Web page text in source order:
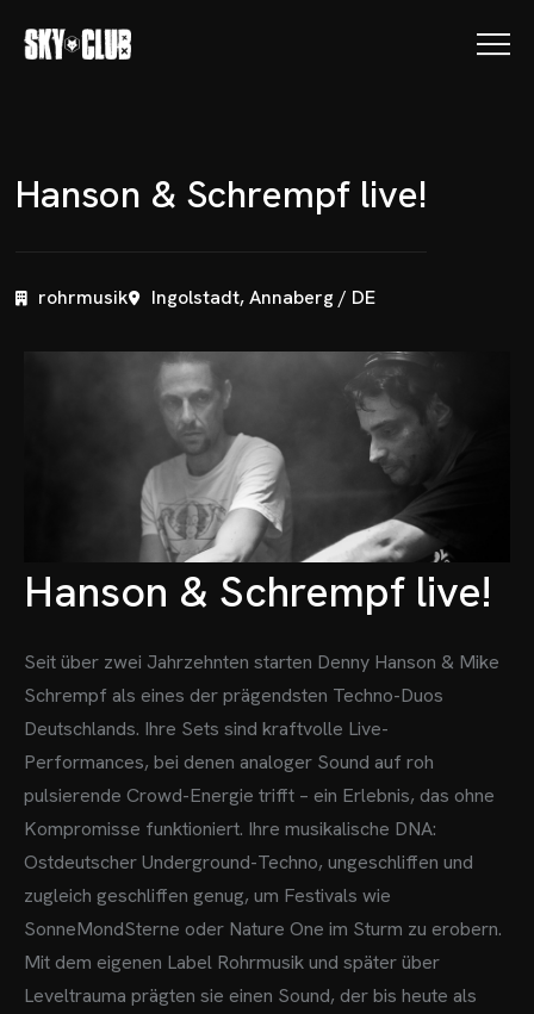
Hanson & Schrempf live!
rohrmusik Ingolstadt, Annaberg / DE
Hanson & Schrempf live!
Seit über zwei Jahrzehnten starten Denny Hanson & Mike
Schrempf als eines der prägendsten Techno-Duos
Deutschlands. Ihre Sets sind kraftvolle Live-
Performances, bei denen analoger Sound auf roh
pulsierende Crowd-Energie trifft – ein Erlebnis, das ohne
Kompromisse funktioniert. Ihre musikalische DNA:
Ostdeutscher Underground-Techno, ungeschliffen und
zugleich geschliffen genug, um Festivals wie
SonneMondSterne oder Nature One im Sturm zu erobern.
Mit dem eigenen Label Rohrmusik und später über
Leveltrauma prägten sie einen Sound, der bis heute als